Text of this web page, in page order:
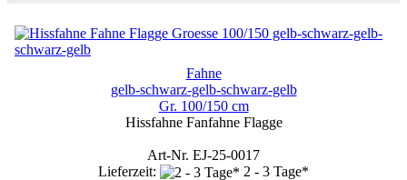
Fahne
gelb-schwarz-gelb-schwarz-gelb
Gr. 100/150 cm
Hissfahne Fanfahne Flagge
Art-Nr. EJ-25-0017
Lieferzeit:
2 - 3 Tage*